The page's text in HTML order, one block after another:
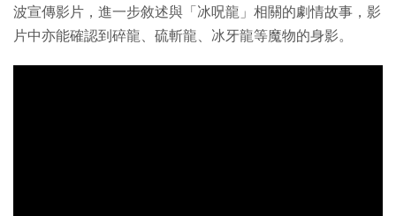
波宣傳影片，進一步敘述與「冰呪龍」相關的劇情故事，影
片中亦能確認到碎龍、硫斬龍、冰牙龍等魔物的身影。